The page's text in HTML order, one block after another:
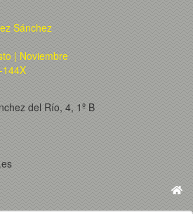
Sánchez
| Noviembre
144X
del Río, 4, 1º B